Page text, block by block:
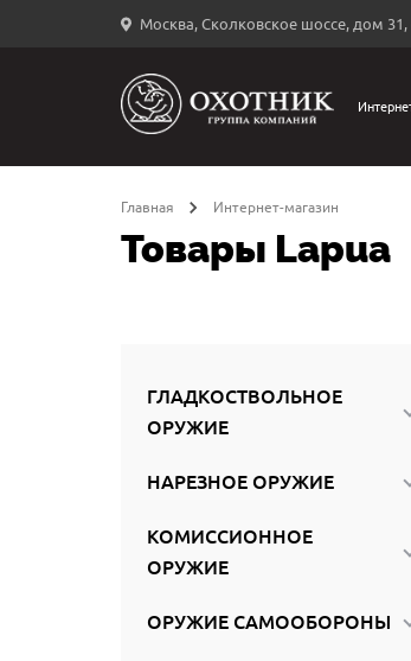
Москва, Сколковское шоссе, дом 31,
←
Главная Интернет-магазин
Товары Lapua
ГЛАДКОСТВОЛЬНОЕ
ОРУЖИЕ
НАРЕЗНОЕ ОРУЖИЕ
КОМИССИОННОЕ
ОРУЖИЕ
ОРУЖИЕ САМООБОРОНЫ